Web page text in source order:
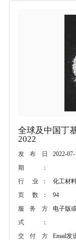
全球及中国丁
2022
发布日
期：
2022-07-
行 业：
化工材
页 数：
94
服务方
式：
电子版
交付方
Email发